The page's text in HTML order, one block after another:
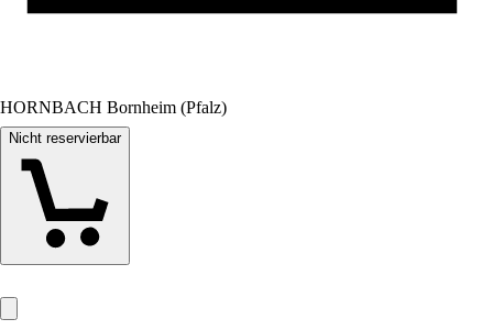
HORNBACH Bornheim (Pfalz)
Nicht reservierbar